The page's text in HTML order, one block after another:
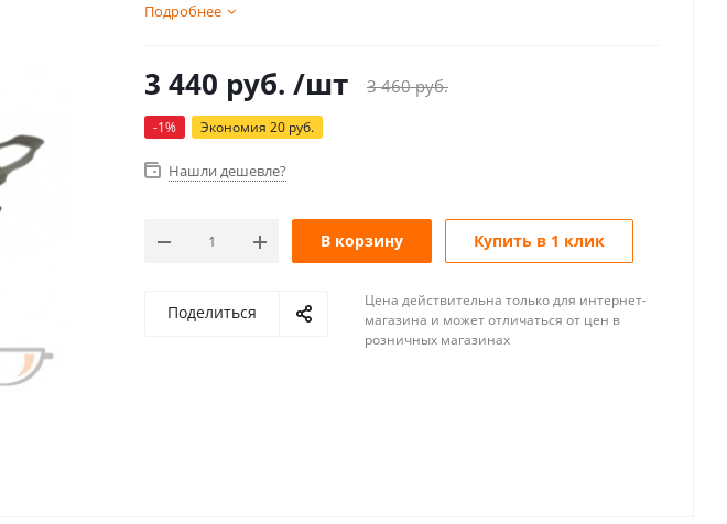
Подробнее
3 440 руб. /шт 3 460руб.
-1% Экономия 20 руб.
Нашли дешевле?
В корзину Купить в 1 клик
Поделиться
Цена действительна только для интернет-
магазина и может отличаться от цен в
розничных магазинах